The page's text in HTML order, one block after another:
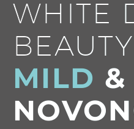
WHITE
BEAUTY
MILD &